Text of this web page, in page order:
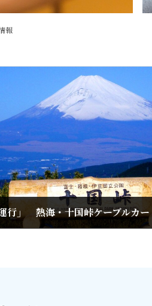
報
行」 熱海・十国峠ケーブルカー